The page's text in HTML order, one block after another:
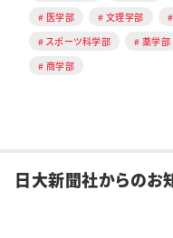
医学部
文理学部
スポーツ科学部
薬学部
商学部
日大新聞社からのお